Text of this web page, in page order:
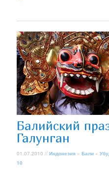
Балийский
Галунган
01.07.2010 //Индонезия »Бали »
10